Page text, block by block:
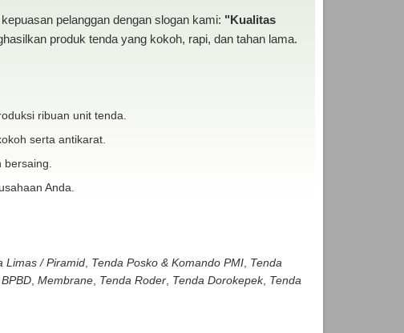
pelanggan dengan slogan kami: "Kualitas
produk tenda yang kokoh, rapi, dan tahan lama.
ribuan unit tenda.
serta antikarat.
Anda.
Limas / Piramid, Tenda Posko & Komando PMI, Tenda
, Membrane, Tenda Roder, Tenda Dorokepek, Tenda